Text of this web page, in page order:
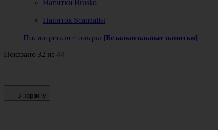
Напитки Brusko
Напиток Scandalist
Посмотреть все товары [Безалкогольные напитки]
Показано 32 из 44
В корзину